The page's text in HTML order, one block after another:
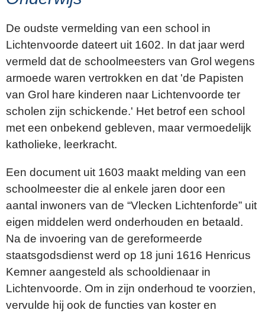
De oudste vermelding van een school in
Lichtenvoorde dateert uit 1602. In dat jaar werd
vermeld dat de schoolmeesters van Grol wegens
armoede waren vertrokken en dat 'de Papisten
van Grol hare kinderen naar Lichtenvoorde ter
scholen zijn schickende.' Het betrof een school
met een onbekend gebleven, maar vermoedelijk
katholieke, leerkracht.
Een document uit 1603 maakt melding van een
schoolmeester die al enkele jaren door een
aantal inwoners van de “Vlecken Lichtenforde” uit
eigen middelen werd onderhouden en betaald.
Na de invoering van de gereformeerde
staatsgodsdienst werd op 18 juni 1616 Henricus
Kemner aangesteld als schooldienaar in
Lichtenvoorde. Om in zijn onderhoud te voorzien,
vervulde hij ook de functies van koster en